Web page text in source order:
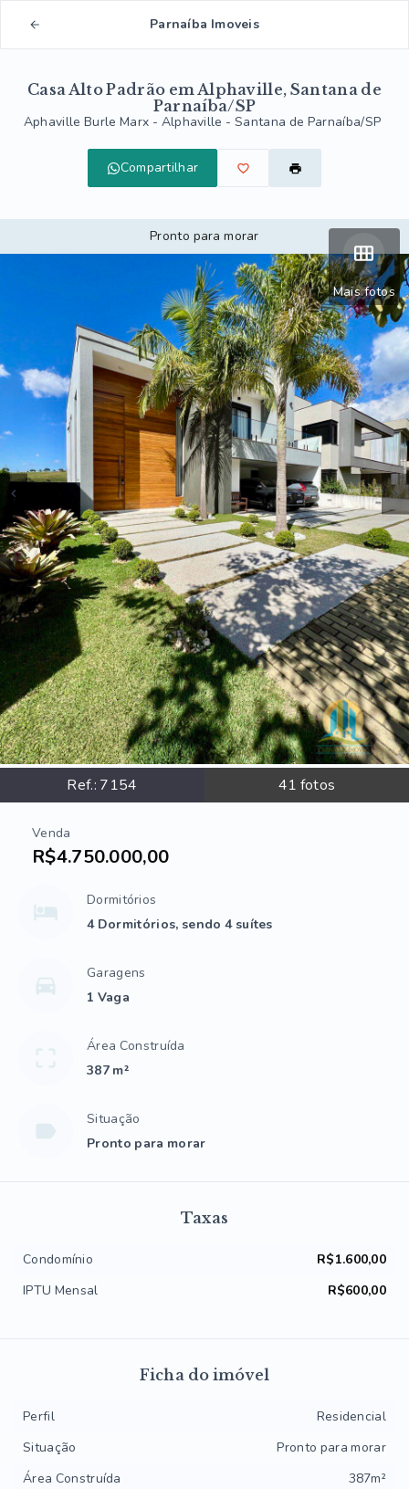
Parnaíba Imoveis
Casa Alto Padrão em Alphaville, Santana de
Parnaíba/SP
Aphaville Burle Marx - Alphaville - Santana de Parnaíba/SP
Compartilhar
Mais fotos
Ref.: 7154 41 fotos
Pronto para morar
Venda
R$4.750.000,00
Dormitórios
4 Dormitórios, sendo 4 suítes
Garagens
1 Vaga
Área Construída
387 m²
Situação
Pronto para morar
Taxas
Condomínio
R$1.600,00
IPTU Mensal
R$600,00
Ficha do imóvel
Perfil
Residencial
Situação
Pronto para morar
Área Construída
387m²